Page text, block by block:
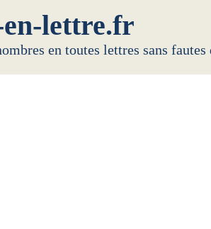
lettre.fr
en toutes lettres sans